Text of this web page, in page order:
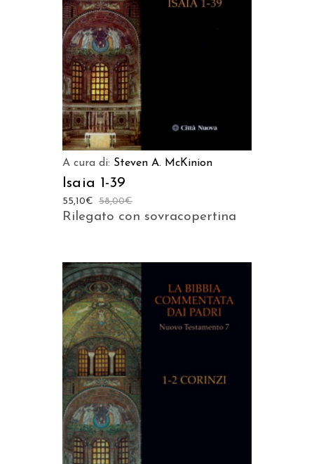
AGGIUNGI AL CARRELLO
A cura di: Steven A. McKinion
Isaia 1-39
58,00€
55,10€
Rilegato con sovracopertina
AGGIUNGI AL CARRELLO